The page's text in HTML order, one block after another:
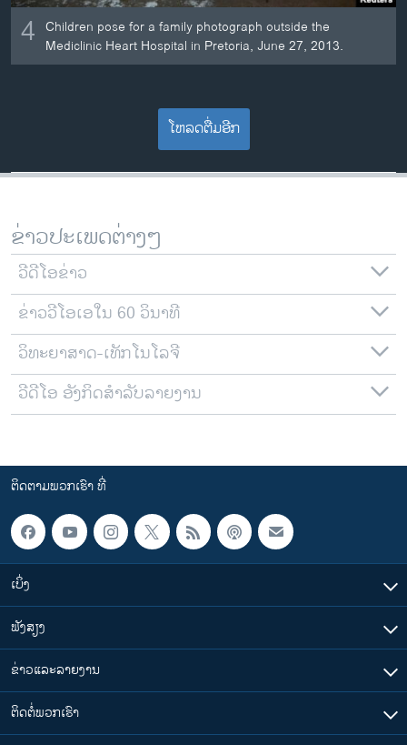
4 Children pose for a family photograph outside the
Mediclinic Heart Hospital in Pretoria, June 27, 2013.
ໂຫລດຕື່ມອີກ
ຂ່າວປະເພດຕ່າງໆ
ວີດີໂອຂ່າວ
ຂ່າວວີໂອເອໃນ 60 ວິນາທີ
ວິທະຍາສາດ-ເທັກໂນໂລຈີ
ວີດີໂອ ອັງກິດສຳລັບລາຍງານ
ຕິດຕາມພວກເຮົາ ທີ່
ເບິ່ງ
ຟັງສຽງ
ຂ່າວແລະລາຍງານ
ຕິດຕໍ່ພວກເຮົາ